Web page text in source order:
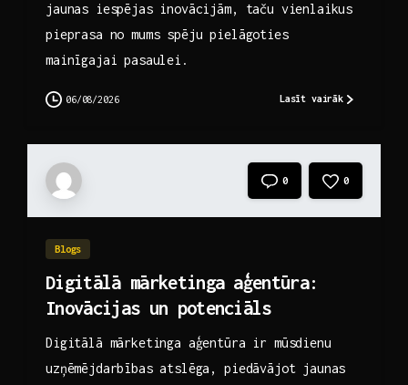
jaunas iespējas inovācijām, taču vienlaikus
pieprasa no mums spēju pielāgoties
mainīgajai pasaulei.
06/08/2026 Lasīt vairāk
0 0
Blogs
Digitālā mārketinga aģentūra:
Inovācijas un potenciāls
Digitālā mārketinga aģentūra ir mūsdienu
uzņēmējdarbības atslēga, piedāvājot jaunas